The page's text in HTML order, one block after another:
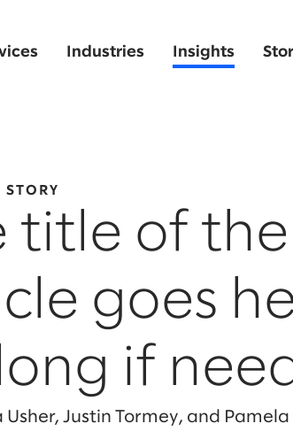
Industries Insights
STORY
title of
goes
if
Usher, Justin Tormey, and